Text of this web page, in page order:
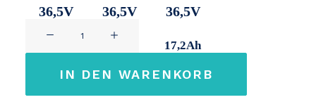
36,5V 36,5V 36,5V
17,2Ah
IN DEN WARENKORB